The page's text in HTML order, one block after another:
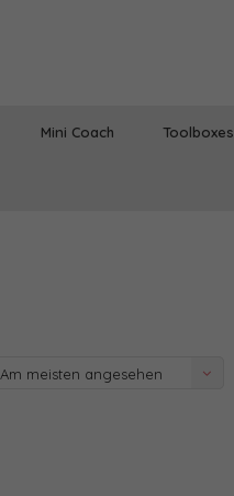
Mini Coach Toolboxes
Am meisten angesehen